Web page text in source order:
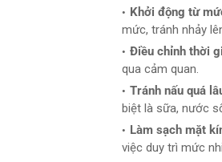
Khởi động từ
mức, tránh nhảy
Điều chỉnh thời
qua cảm quan.
Tránh nấu quá
biệt là sữa, nước
Làm sạch mặt
việc duy trì mức